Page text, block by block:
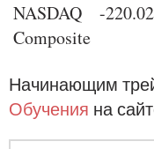
NASDAQ
Composite
-220.02
Начинающим
Обучения на